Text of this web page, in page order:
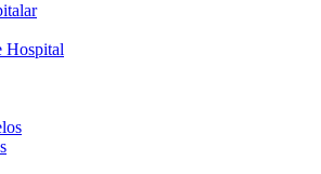
Hospital